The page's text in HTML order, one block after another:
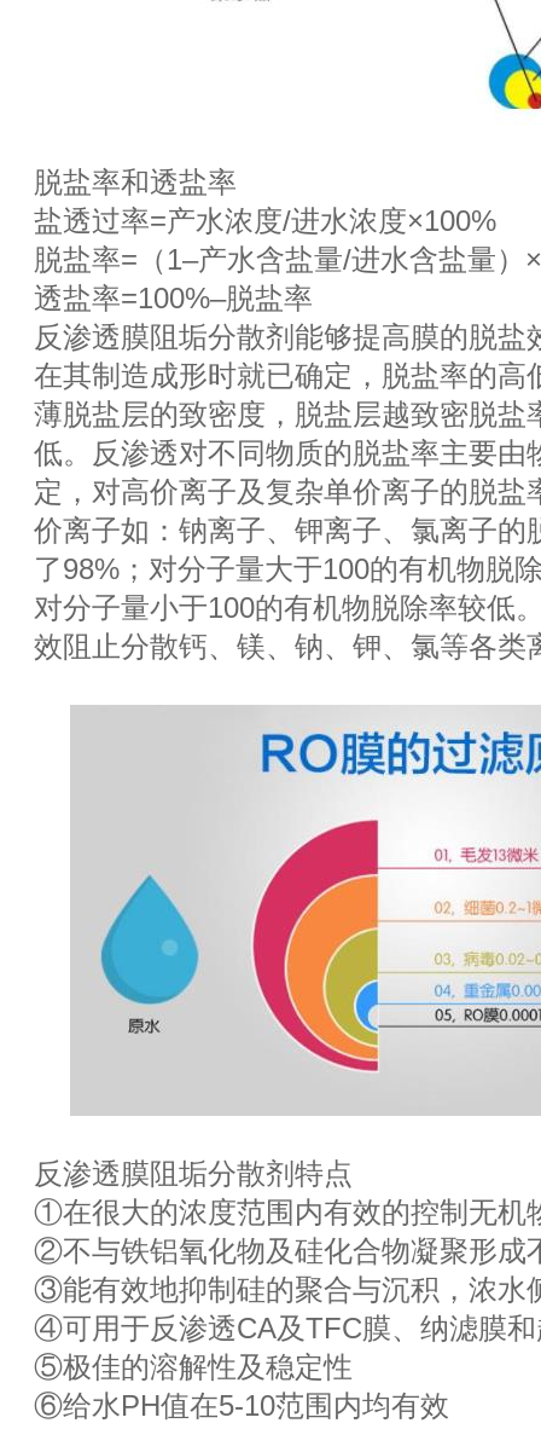
脱盐率和透盐率
盐透过率=产水浓度/进水浓度×100%
脱盐率=（1–产水含盐量/进水含盐量）
透盐率=100%–脱盐率
反渗透膜阻垢分散剂能够提高膜的脱盐
在其制造成形时就已确定，脱盐率的高
薄脱盐层的致密度，脱盐层越致密脱盐
低。反渗透对不同物质的脱盐率主要由
定，对高价离子及复杂单价离子的脱盐
价离子如：钠离子、钾离子、氯离子的
了98%；对分子量大于100的有机物脱
对分子量小于100的有机物脱除率较低
效阻止分散钙、镁、钠、钾、氯等各类
反渗透膜阻垢分散剂特点
①在很大的浓度范围内有效的控制无机
②不与铁铝氧化物及硅化合物凝聚形成
③能有效地抑制硅的聚合与沉积，浓水
④可用于反渗透CA及TFC膜、纳滤膜
⑤极佳的溶解性及稳定性
⑥给水PH值在5-10范围内均有效